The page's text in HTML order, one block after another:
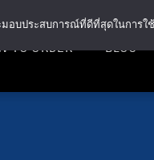
TO ORDER BLOG
บประสบการณ์ที่ดีที่สุดในการใช้